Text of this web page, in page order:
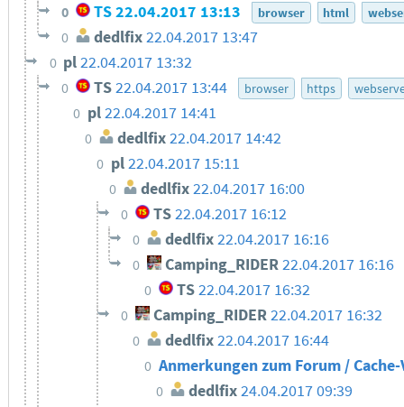
0 TS 22.04.2017 13:13 browser html
0 dedlfix 22.04.2017 13:47
0 pl22.04.2017 13:32
0 TS 22.04.2017 13:44 browser https
0 pl22.04.2017 14:41
0 dedlfix22.04.2017 14:42
0 pl22.04.2017 15:11
0 dedlfix22.04.2017 16:00
0 TS 22.04.2017 16:12
0 dedlfix22.04.2017 16:16
0 Camping_RIDER22.04.2017 16:16
0 TS22.04.2017 16:32
0 Camping_RIDER 22.04.2017 16:32
0 dedlfix22.04.2017 16:44
0 Anmerkungen zum Forum /
0 dedlfix24.04.2017 09:39